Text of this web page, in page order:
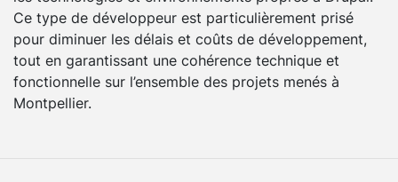
Ce type de développeur est particulièrement prisé
pour diminuer les délais et coûts de développement,
tout en garantissant une cohérence technique et
fonctionnelle sur l’ensemble des projets menés à
Montpellier.